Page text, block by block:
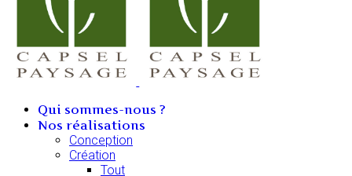
Qui sommes-nous ?
Nos réalisations
Conception
Création
Tout